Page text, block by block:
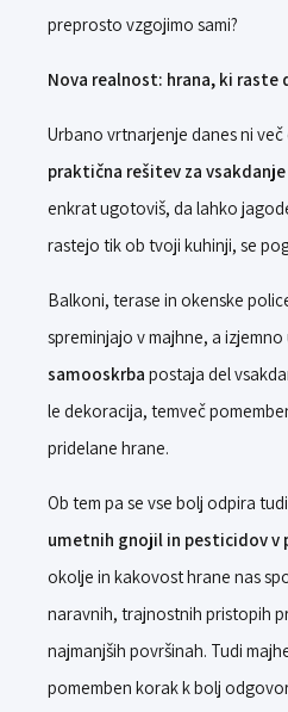
preprosto vzgojimo sami?
Nova realnost: hrana, ki raste
Urbano vrtnarjenje danes ni
praktična rešitev za
enkrat ugotoviš, da lahko
rastejo tik ob tvoji kuhinji, se
Balkoni, terase in okenske
spreminjajo v majhne, a
samooskrba postaja del
le dekoracija, temveč
pridelane hrane.
Ob tem pa se vse bolj odpira tudi
umetnih gnojil in pesticidov v
okolje in kakovost hrane nas
naravnih, trajnostnih pristopih
najmanjših površinah. Tudi
pomemben korak k bolj